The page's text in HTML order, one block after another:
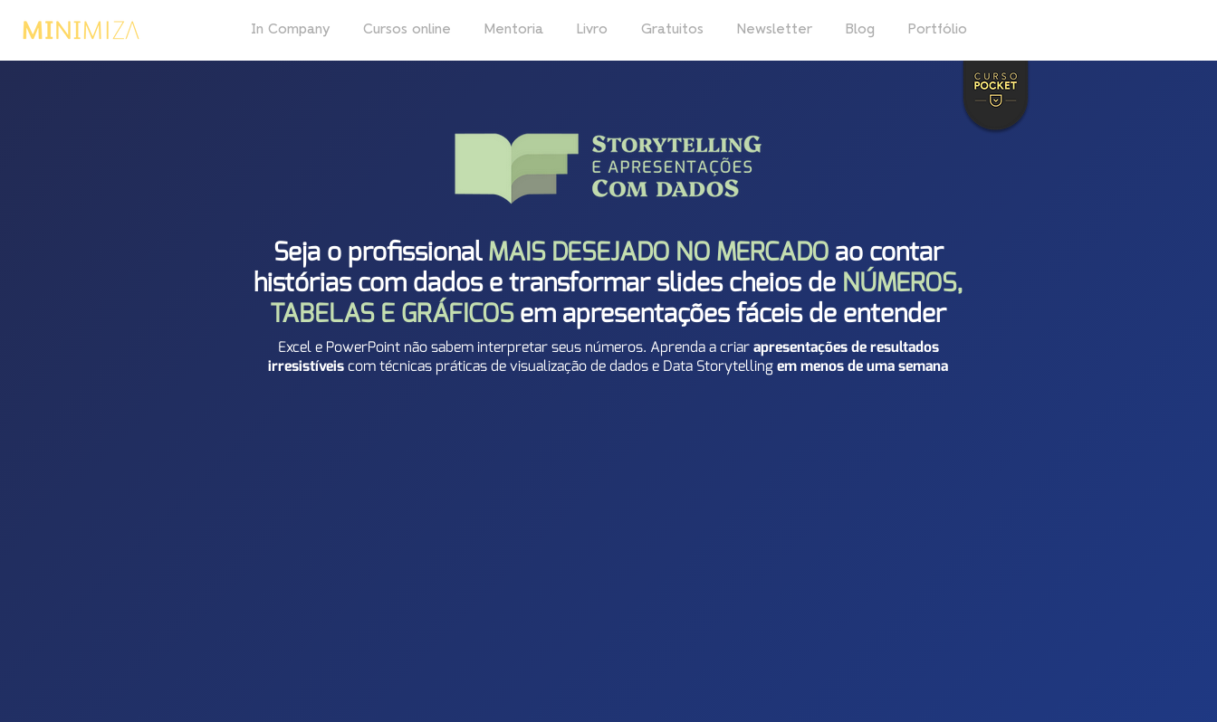
In Company Cursos online Mentoria Livro Gratuitos Newsletter Blog Portfólio
Seja o profissionalMAIS DESEJADO NO MERCADOao contar
histórias com dados e transformar slides cheios de NÚMEROS,
TABELAS E GRÁFICOSem apresentações fáceis de entender
Excel e PowerPoint não sabem interpretar seus números. Aprenda a criarapresentações de resultados
irresistíveiscom técnicas práticas de visualização de dados e Data Storytellingem menos de uma semana